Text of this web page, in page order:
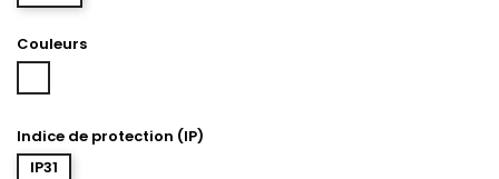
Couleurs
Indice de protection (IP)
IP31